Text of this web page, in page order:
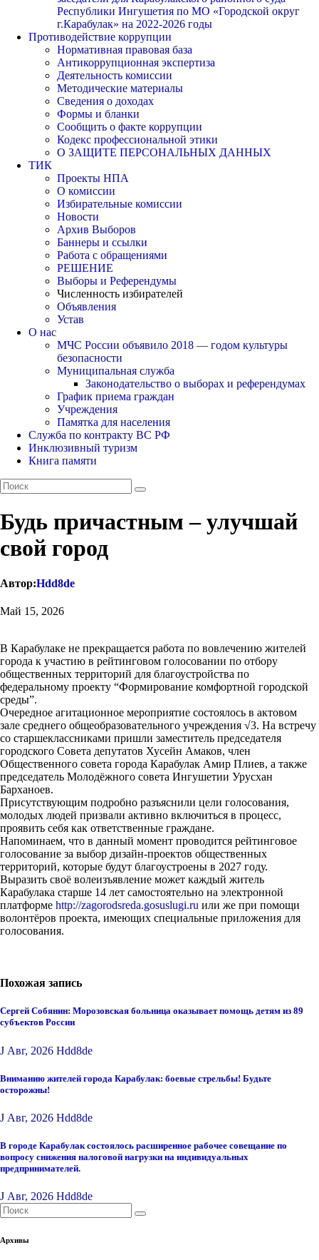
Республики Ингушетия по МО «Городской округ
г.Карабулак» на 2022-2026 годы
Противодействие коррупции
Нормативная правовая база
Антикоррупционная экспертиза
Деятельность комиссии
Методические материалы
Сведения о доходах
Формы и бланки
Сообщить о факте коррупции
Кодекс профессиональной этики
О ЗАЩИТЕ ПЕРСОНАЛЬНЫХ ДАННЫХ
ТИК
Проекты НПА
О комиссии
Избирательные комиссии
Новости
Архив Выборов
Баннеры и ссылки
Работа с обращениями
РЕШЕНИЕ
Выборы и Референдумы
Численность избирателей
Объявления
Устав
О нас
МЧС России объявило 2018 — годом культуры
безопасности
Муниципальная служба
Законодательство о выборах и референдумах
График приема граждан
Учреждения
Памятка для населения
Служба по контракту ВС РФ
Инклюзивный туризм
Книга памяти
Будь причастным – улучшай
свой город
Автор:Hdd8de
Май 15, 2026
В Карабулаке не прекращается работа по вовлечению жителей
города к участию в рейтинговом голосовании по отбору
общественных территорий для благоустройства по
федеральному проекту “Формирование комфортной городской
среды”.
Очередное агитационное мероприятие состоялось в актовом
зале среднего общеобразовательного учреждения √3. На встречу
со старшеклассниками пришли заместитель председателя
городского Совета депутатов Хусейн Амаков, член
Общественного совета города Карабулак Амир Плиев, а также
председатель Молодëжного совета Ингушетии Урусхан
Барханоев.
Присутствующим подробно разъяснили цели голосования,
молодых людей призвали активно включиться в процесс,
проявить себя как ответственные граждане.
Напоминаем, что в данный момент проводится рейтинговое
голосование за выбор дизайн-проектов общественных
территорий, которые будут благоустроены в 2027 году.
Выразить своë волеизъявление может каждый житель
Карабулака старше 14 лет самостоятельно на электронной
платформе http://zagorodsreda.gosuslugi.ru или же при помощи
волонтëров проекта, имеющих специальные приложения для
голосования.
Похожая запись
Сергей Собянин: Морозовская больница оказывает помощь детям из 89
субъектов России
J Авг, 2026 Hdd8de
Вниманию жителей города Карабулак: боевые стрельбы! Будьте
осторожны!
J Авг, 2026 Hdd8de
В городе Карабулак состоялось расширенное рабочее совещание по
вопросу снижения налоговой нагрузки на индивидуальных
предпринимателей.
J Авг, 2026 Hdd8de
Архивы